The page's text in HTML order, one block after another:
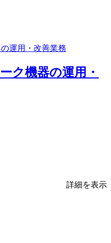
ク機器の運用・
詳細を表示